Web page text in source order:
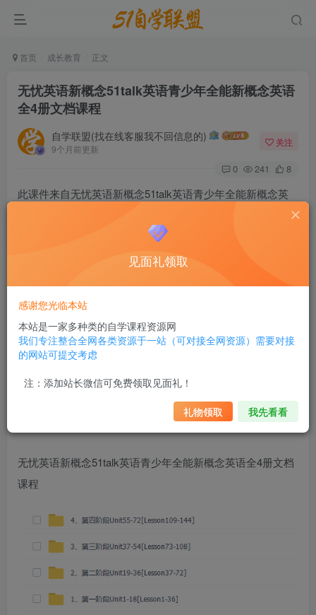
首页 成长教育 正文
无忧英语新概念51talk英语青少年全能新概念英语
全4册文档课程
自学联盟(找在线客服我不回信息的)
9个月前更新
关注
0 241 8
此课件来自无忧英语新概念51talk英语青少年全能新概念英
语全文档课程，第一册讲练基本语音、语调（包括所有的音
标、连读、同化）及英语中的基本语法、词法、句法及句型
结构知识。第二册由浅入深、逐步讲解语法要点；通过对句
读中能真正运用地道的句型。掌握后，可以参加高考一类考
试。第三册着重分析句子之间内在的逻辑关系，从而将其有
机地运用于英语写作之中；进一步扩充讲解词汇、短语及语
法的实战运用。第四册涵盖了文化、经济、哲学、艺术、体
育、政治、美学、心理学、社会学、教育学、伦理学、天文
学等三十多个学科门类，语言文字精美独到，句型结构复杂
无忧英语新概念51talk英语青少年全能新概念英语全4册文档
课程
见面礼领取
感谢您光临本站
本站是一家多种类的自学课程资源网
我们专注整合全网各类资源于一站（可对接全网资源）需要对接
的网站可提交考虑
注：添加站长微信可免费领取见面礼！
礼物领取 我先看看